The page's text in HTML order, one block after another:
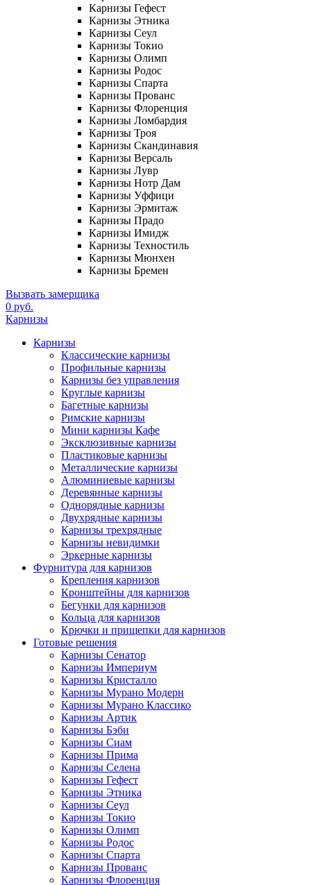
Карнизы Гефест
Карнизы Этника
Карнизы Сеул
Карнизы Токио
Карнизы Олимп
Карнизы Родос
Карнизы Спарта
Карнизы Прованс
Карнизы Флоренция
Карнизы Ломбардия
Карнизы Троя
Карнизы Скандинавия
Карнизы Версаль
Карнизы Лувр
Карнизы Нотр Дам
Карнизы Уффици
Карнизы Эрмитаж
Карнизы Прадо
Карнизы Имидж
Карнизы Техностиль
Карнизы Мюнхен
Карнизы Бремен
Вызвать замерщика
0 руб.
Карнизы
Карнизы
Классические карнизы
Профильные карнизы
Карнизы без управления
Круглые карнизы
Багетные карнизы
Римские карнизы
Мини карнизы Кафе
Эксклюзивные карнизы
Пластиковые карнизы
Металлические карнизы
Алюминиевые карнизы
Деревянные карнизы
Однорядные карнизы
Двухрядные карнизы
Карнизы трехрядные
Карнизы невидимки
Эркерные карнизы
Фурнитура для карнизов
Крепления карнизов
Кронштейны для карнизов
Бегунки для карнизов
Кольца для карнизов
Крючки и прищепки для карнизов
Готовые решения
Карнизы Сенатор
Карнизы Империум
Карнизы Кристалло
Карнизы Мурано Модерн
Карнизы Мурано Классико
Карнизы Артик
Карнизы Бэби
Карнизы Сиам
Карнизы Прима
Карнизы Селена
Карнизы Гефест
Карнизы Этника
Карнизы Сеул
Карнизы Токио
Карнизы Олимп
Карнизы Родос
Карнизы Спарта
Карнизы Прованс
Карнизы Флоренция